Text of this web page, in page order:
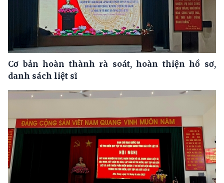
Cơ bản hoàn thành rà soát, hoàn thiện hồ sơ,
danh sách liệt sĩ